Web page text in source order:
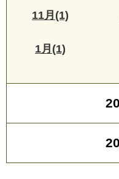
11月(1)
1月(1)